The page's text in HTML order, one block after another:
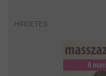
HIRDETES